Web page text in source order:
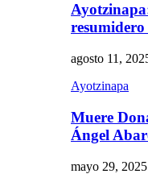
agosto 11,
Ayotzinapa
Muere
Ángel
mayo 29, 2025